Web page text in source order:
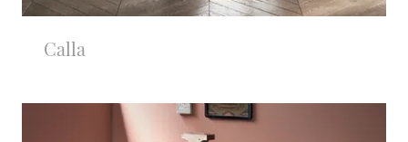
Calla